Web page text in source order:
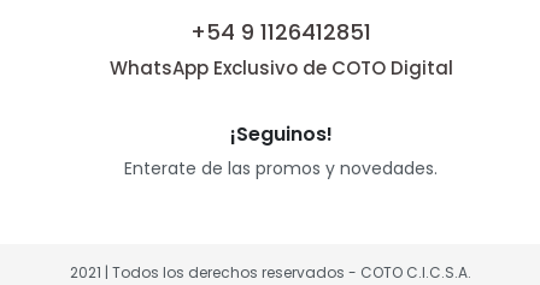
+54 9 1126412851
WhatsApp Exclusivo de COTO Digital
¡Seguinos!
Enterate de las promos y novedades.
2021 | Todos los derechos reservados - COTO C.I.C.S.A.